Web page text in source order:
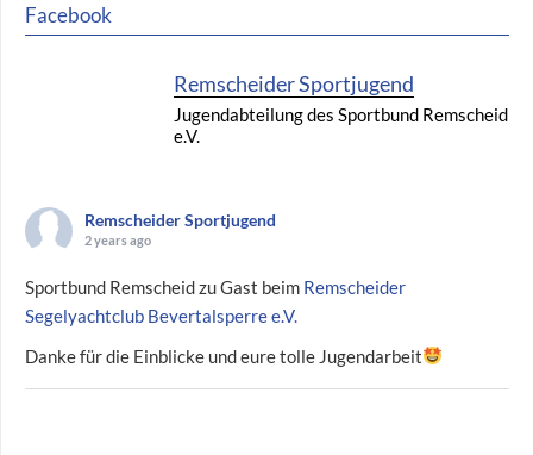
Facebook
Remscheider Sportjugend
Jugendabteilung des Sportbund Remscheid
e.V.
Remscheider Sportjugend
2 years ago
Sportbund Remscheid zu Gast beim Remscheider
Segelyachtclub Bevertalsperre e.V.
Danke für die Einblicke und eure tolle Jugendarbeit